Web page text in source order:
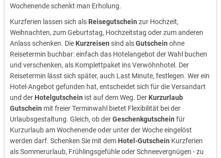
Wochenende schenkt man Erholung.
Kurzferien lassen sich als Reisegutschein zur Hochzeit,
Weihnachten, zum Geburtstag, Hochzeitstag oder zum anderen
Anlass schenken. Die Kurzreisen sind alsGutschein ohne
Reisetermin buchbar: einfach das Hotelangebot der Wahl buchen
und verschenken, als Komplettpaket ins Verwöhnhotel. Der
Reisetermin lässt sich später, auch Last Minute, festlegen. Wer ein
Hotel-Angebot gefunden hat, entscheidet sich für die Versandart
und der Hotelgutschein ist auf dem Weg. Der Kurzurlaub
Gutschein mit freier Terminwahl bietet Flexibilität bei der
Urlaubsgestaltung. Gleich, ob derGeschenkgutschein für
Kurzurlaub am Wochenende oder unter der Woche eingelöst
werden darf. Schenken Sie mit dem Hotel-Gutschein Kurzferien
als Sommerurlaub, Frühlingsgefühle oder Schneevergnügen - zu